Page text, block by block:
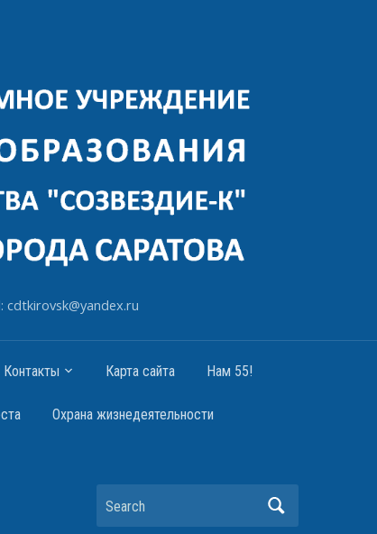
cdtkirovsk@yandex.ru
Контакты Карта сайта Нам 55!
Охрана жизнедеятельности
Search